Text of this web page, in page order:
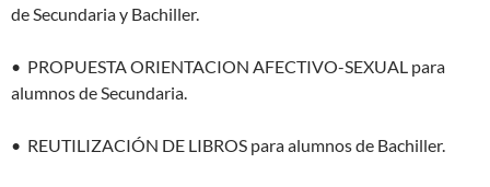
de Secundaria y Bachiller.
• PROPUESTA ORIENTACION AFECTIVO-SEXUAL para
alumnos de Secundaria.
• REUTILIZACIÓN DE LIBROS para alumnos de Bachiller.